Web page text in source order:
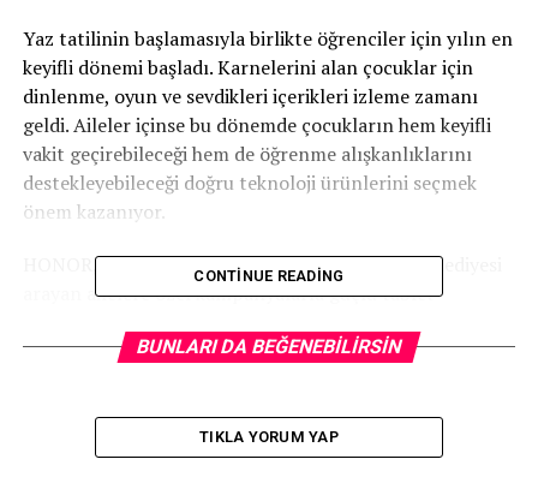
Yaz tatilinin başlamasıyla birlikte öğrenciler için yılın en
keyifli dönemi başladı. Karnelerini alan çocuklar için
dinlenme, oyun ve sevdikleri içerikleri izleme zamanı
geldi. Aileler içinse bu dönemde çocukların hem keyifli
vakit geçirebileceği hem de öğrenme alışkanlıklarını
destekleyebileceği doğru teknoloji ürünlerini seçmek
önem kazanıyor.
HONOR, Pad 10 ve Pad X8b modelleriyle karne hediyesi
arayan ailelere özel kampanyalarla güçlü tablet
kitap okumak, eğitici içeriklere ulaşmak ya da çizim ve
ekranda buluşturuyor.
CONTINUE READING
BUNLARI DA BEĞENEBILIRSIN
TIKLA YORUM YAP